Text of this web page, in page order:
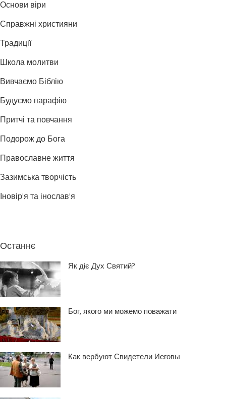
Основи віри
Справжні християни
Традиції
Школа молитви
Вивчаємо Біблію
Будуємо парафію
Притчі та повчання
Подорож до Бога
Православне життя
Зазимська творчість
Іновір'я та інослав'я
Останнє
Як діє Дух Святий?
Бог, якого ми можемо поважати
Как вербуют Свидетели Иеговы